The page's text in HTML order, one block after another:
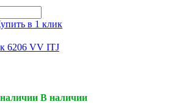
в 1 клик
6206 VV ITJ
В наличии